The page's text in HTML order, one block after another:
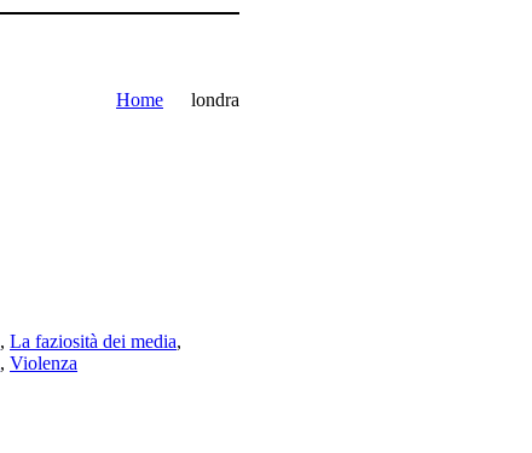
Home londra
,La faziosità dei media,
,Violenza